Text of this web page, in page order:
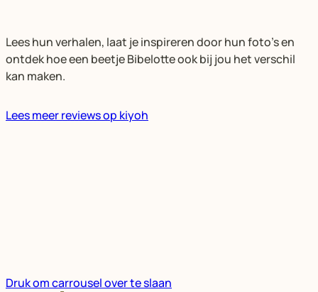
Lees hun verhalen, laat je inspireren door hun foto’s en
ontdek hoe een beetje Bibelotte ook bij jou het verschil
kan maken.
Lees meer reviews op kiyoh
Druk om carrousel over te slaan